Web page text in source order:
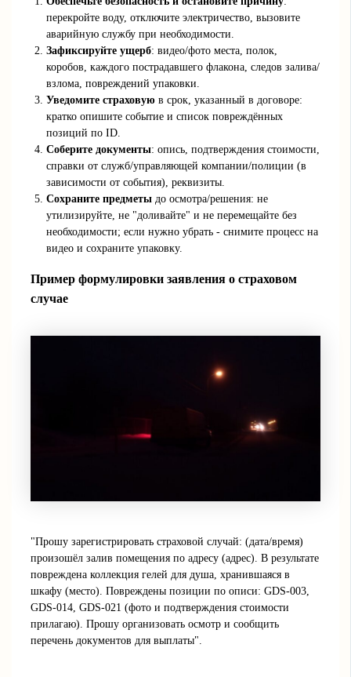
перекройте воду, отключите электричество, вызовите
аварийную службу при необходимости.
Зафиксируйте ущерб: видео/фото места, полок,
коробов, каждого пострадавшего флакона, следов залива/
взлома, повреждений упаковки.
Уведомите страховую в срок, указанный в договоре:
кратко опишите событие и список повреждённых
позиций по ID.
Соберите документы: опись, подтверждения стоимости,
справки от служб/управляющей компании/полиции (в
зависимости от события), реквизиты.
Сохраните предметы до осмотра/решения: не
утилизируйте, не "доливайте" и не перемещайте без
необходимости; если нужно убрать - снимите процесс на
видео и сохраните упаковку.
Пример формулировки заявления о страховом
случае
"Прошу зарегистрировать страховой случай: (дата/время)
произошёл залив помещения по адресу (адрес). В результате
повреждена коллекция гелей для душа, хранившаяся в
шкафу (место). Повреждены позиции по описи: GDS-003,
GDS-014, GDS-021 (фото и подтверждения стоимости
прилагаю). Прошу организовать осмотр и сообщить
перечень документов для выплаты".